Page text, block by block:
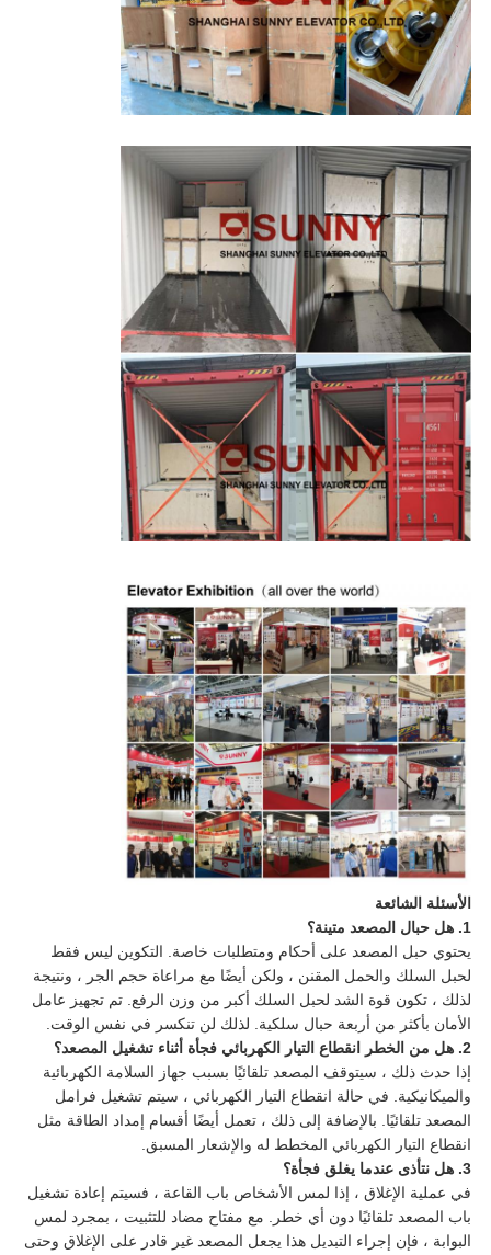
الأسئلة الشائعة
1. هل حبال المصعد متينة؟
يحتوي حبل المصعد على أحكام ومتطلبات خاصة. التكوين ليس فقط
لحبل السلك والحمل المقنن ، ولكن أيضًا مع مراعاة حجم الجر ، ونتيجة
لذلك ، تكون قوة الشد لحبل السلك أكبر من وزن الرفع. تم تجهيز عامل
الأمان بأكثر من أربعة حبال سلكية. لذلك لن تنكسر في نفس الوقت.
2. هل من الخطر انقطاع التيار الكهربائي فجأة أثناء تشغيل المصعد؟
إذا حدث ذلك ، سيتوقف المصعد تلقائيًا بسبب جهاز السلامة الكهربائية
والميكانيكية. في حالة انقطاع التيار الكهربائي ، سيتم تشغيل فرامل
المصعد تلقائيًا. بالإضافة إلى ذلك ، تعمل أيضًا أقسام إمداد الطاقة مثل
انقطاع التيار الكهربائي المخطط له والإشعار المسبق.
3. هل نتأذى عندما يغلق فجأة؟
في عملية الإغلاق ، إذا لمس الأشخاص باب القاعة ، فسيتم إعادة تشغيل
باب المصعد تلقائيًا دون أي خطر. مع مفتاح مضاد للتثبيت ، بمجرد لمس
البوابة ، فإن إجراء التبديل هذا يجعل المصعد غير قادر على الإغلاق وحتى